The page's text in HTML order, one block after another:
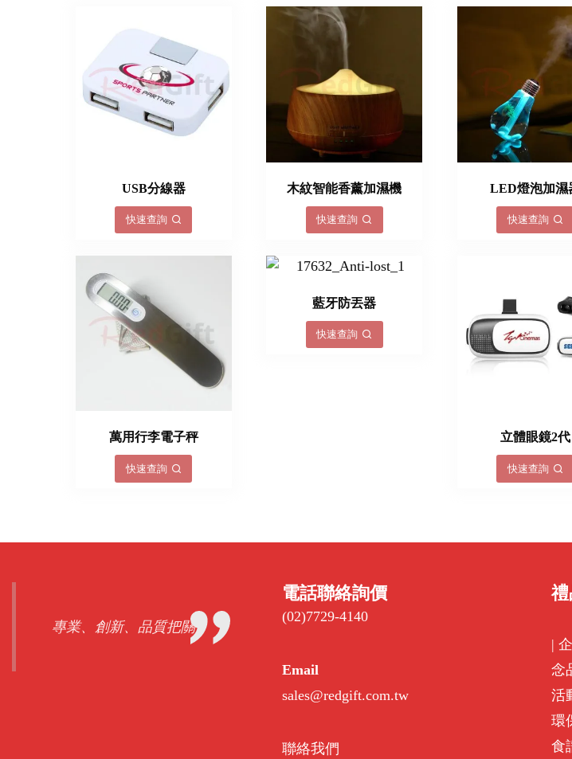
USB分線器
快速查詢
木紋智能香薰加濕機
快速查詢
LED燈泡加濕
快速查詢
萬用行李電子秤
快速查詢
藍牙防丟器
快速查詢
立體眼鏡2代
快速查詢
專業、創新、品質把關
電話聯絡詢價
(02)7729-4140
Email
sales@redgift.com.tw
聯絡我們
|
念
活
環
食